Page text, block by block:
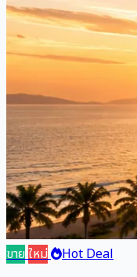
ขายใหม่ Hot Deal